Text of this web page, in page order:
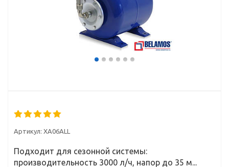
Артикул: XA06ALL
Подходит для сезонной системы:
производительность 3000 л/ч, напор до 35 м...